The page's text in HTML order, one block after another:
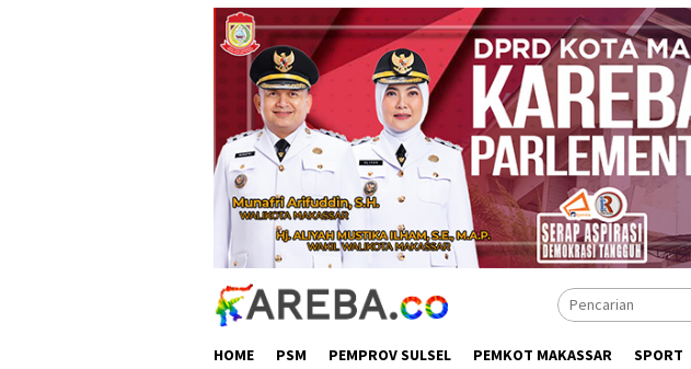
HOME PSM PEMPROV SULSEL PEMKOT MAKASSAR SPORT